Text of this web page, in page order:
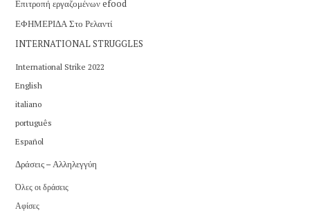
Επιτροπή εργαζομένων efood
ΕΦΗΜΕΡΙΔΑ Στο Ρελαντί
INTERNATIONAL STRUGGLES
International Strike 2022
English
italiano
português
Español
Δράσεις – Αλληλεγγύη
Όλες οι δράσεις
Αφίσες